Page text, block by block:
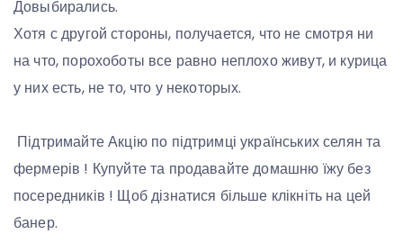
Довыбирались.
Хотя с другой стороны, получается, что не смотря ни
на что, порохоботы все равно неплохо живут, и курица
у них есть, не то, что у некоторых.
Підтримайте Акцію по підтримці українських селян та
фермерів ! Купуйте та продавайте домашню їжу без
посередників ! Щоб дізнатися більше клікніть на цей
банер.